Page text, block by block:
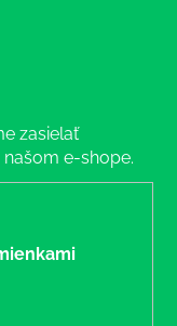
zasielať
e-shope.